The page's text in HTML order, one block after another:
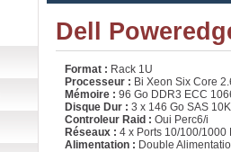
Dell
Format : Rack 1U
Processeur : Bi Xeon Six Core
Mémoire : 96 Go DDR3 ECC
Disque Dur : 3 x 146 Go SAS 10K
Controleur Raid : Oui Perc6/i
Réseaux : 4 x Ports 10/100/1000
Alimentation : Double